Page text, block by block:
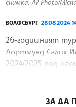
снимка: AP Photo/
ВОЛФСБУРГ, 28.08.2024
26-годишният
Дортмунд Салих
2024/2025 под
ЗА ДА